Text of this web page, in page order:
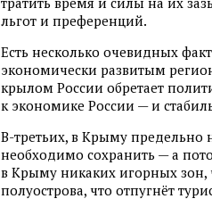
льгот и преференций.
Есть несколько очевидных
экономически развитым
крылом России обретает
к экономике России — и
В-третьих, в Крыму предельно
необходимо сохранить — а
в Крыму никаких игорных
полуострова, что отпугнёт